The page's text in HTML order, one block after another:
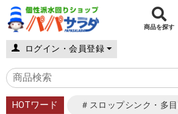
商品を探す
ログイン・会員登録
HOTワード ＃スロップシンク・多